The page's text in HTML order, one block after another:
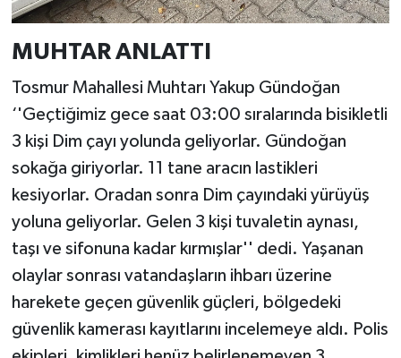
MUHTAR ANLATTI
Tosmur Mahallesi Muhtarı Yakup Gündoğan
‘'Geçtiğimiz gece saat 03:00 sıralarında bisikletli
3 kişi Dim çayı yolunda geliyorlar. Gündoğan
sokağa giriyorlar. 11 tane aracın lastikleri
kesiyorlar. Oradan sonra Dim çayındaki yürüyüş
yoluna geliyorlar. Gelen 3 kişi tuvaletin aynası,
taşı ve sifonuna kadar kırmışlar'' dedi. Yaşanan
olaylar sonrası vatandaşların ihbarı üzerine
harekete geçen güvenlik güçleri, bölgedeki
güvenlik kamerası kayıtlarını incelemeye aldı. Polis